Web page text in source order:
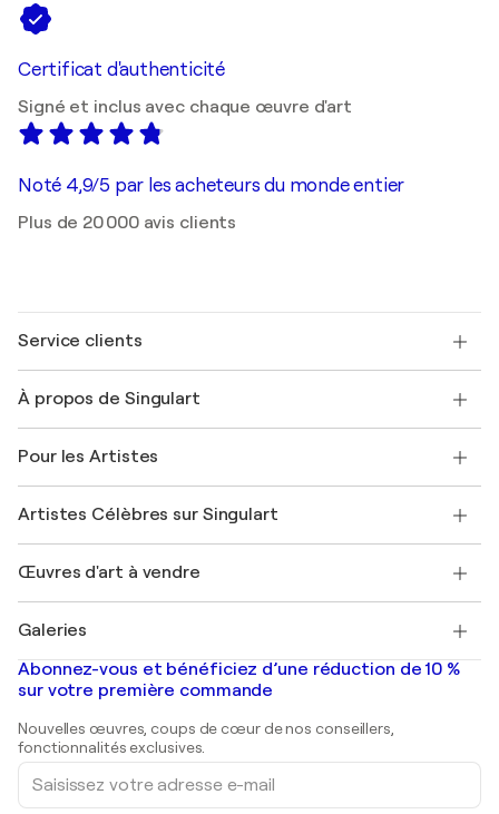
Certificat d'authenticité
Signé et inclus avec chaque œuvre d'art
Noté 4,9/5 par les acheteurs du monde entier
Plus de 20 000 avis clients
Service clients
Expédition
Offrir une carte cadeau
Rejoignez notre programme commercial
Mon compte
+33 1 76 44 06 42
À propos de Singulart
FAQ
Magazine Singulart
Emplois
Découvrez une sélection d'art original
Pour les Artistes
Se connecter en tant qu'Artiste
Artistes Célèbres sur Singulart
Marc Chagall
Banksy
Mr. Brainwash
Shepard Fairey
Œuvres d'art à vendre
Tableaux abstraits à vendre
Peintures de paysage
Estampes
Peintures acryliques
Galeries
Galeries d'art en France
Galeries d'art en Belgique
Abonnez-vous et bénéficiez d’une réduction de 10 %
sur votre première commande
Nouvelles œuvres, coups de cœur de nos conseillers,
fonctionnalités exclusives.
Saisissez
votre
adresse